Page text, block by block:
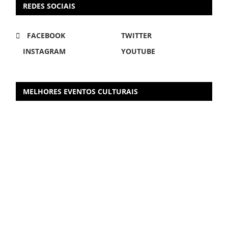
REDES SOCIAIS
FACEBOOK
TWITTER
INSTAGRAM
YOUTUBE
MELHORES EVENTOS CULTURAIS